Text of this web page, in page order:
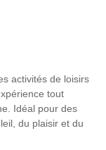
activités de loisirs
tout
Idéal pour des
du plaisir et du